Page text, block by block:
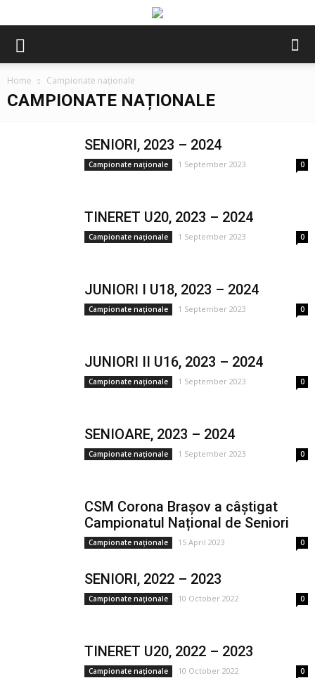
Home Campionate naționale
CAMPIONATE NAȚIONALE
SENIORI, 2023 – 2024
Campionate naționale 1 September 2023 0
TINERET U20, 2023 – 2024
Campionate naționale 1 September 2023 0
JUNIORI I U18, 2023 – 2024
Campionate naționale 1 September 2023 0
JUNIORI II U16, 2023 – 2024
Campionate naționale 1 September 2023 0
SENIOARE, 2023 – 2024
Campionate naționale 1 September 2023 0
CSM Corona Brașov a câștigat
Campionatul Național de Seniori
Campionate naționale 15 April 2023 0
SENIORI, 2022 – 2023
Campionate naționale 10 October 2022 0
TINERET U20, 2022 – 2023
Campionate naționale 10 October 2022 0